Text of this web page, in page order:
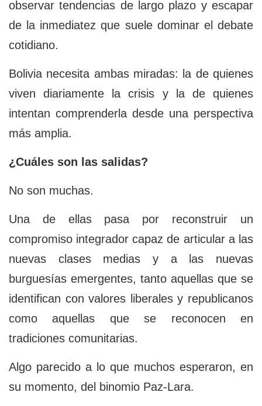
observar tendencias de largo plazo y escapar
de la inmediatez que suele dominar el debate
cotidiano.
Bolivia necesita ambas miradas: la de quienes
viven diariamente la crisis y la de quienes
intentan comprenderla desde una perspectiva
más amplia.
¿Cuáles son las salidas?
No son muchas.
Una de ellas pasa por reconstruir un
compromiso integrador capaz de articular a las
nuevas clases medias y a las nuevas
burguesías emergentes, tanto aquellas que se
identifican con valores liberales y republicanos
como aquellas que se reconocen en
tradiciones comunitarias.
Algo parecido a lo que muchos esperaron, en
su momento, del binomio Paz-Lara.